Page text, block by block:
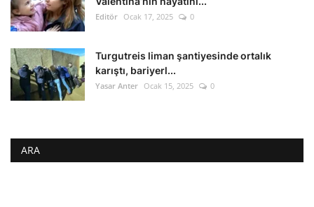
Editör Ocak 17, 2025 0
Turgutreis liman şantiyesinde ortalık
karıştı, bariyerl...
Yasar Anter Ocak 15, 2025 0
ARA